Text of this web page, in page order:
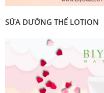
SỮA DƯỠNG THỂ LOTION